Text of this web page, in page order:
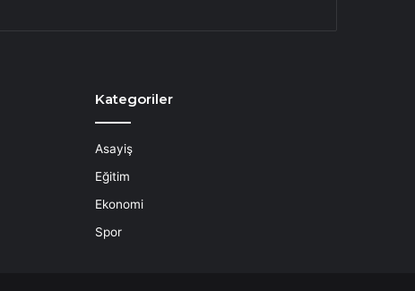
Kategoriler
Asayiş
Eğitim
Ekonomi
Spor